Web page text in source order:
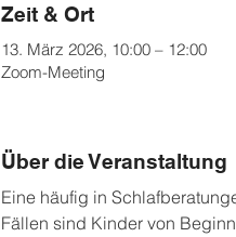
Zeit & Ort
13. März 2026, 10:00 – 12:00
Zoom-Meeting
Über die Veranstaltung
Eine häufig in
Fällen sind Kinder von